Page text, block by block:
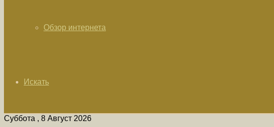
Обзор интернета
Искать
Суббота , 8 Август 2026